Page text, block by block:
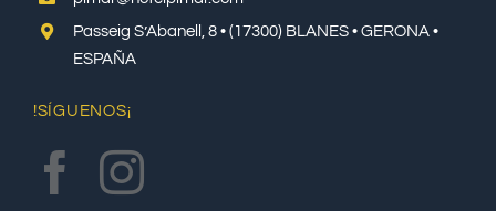
Passeig S’Abanell, 8 • (17300) BLANES • GERONA •
ESPAÑA
!SÍGUENOS¡